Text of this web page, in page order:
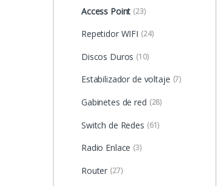
Access Point (23)
Repetidor WIFI (24)
Discos Duros (10)
Estabilizador de voltaje (7)
Gabinetes de red (28)
Switch de Redes (61)
Radio Enlace (3)
Router (27)